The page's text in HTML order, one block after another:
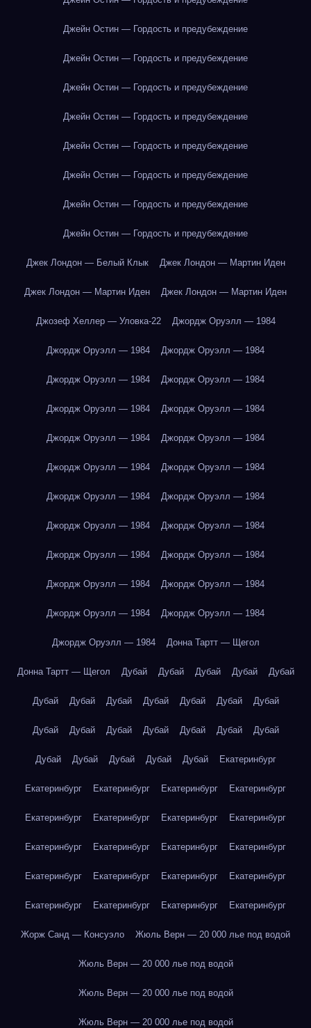
Джейн Остин — Гордость и предубеждение
Джейн Остин — Гордость и предубеждение
Джейн Остин — Гордость и предубеждение
Джейн Остин — Гордость и предубеждение
Джейн Остин — Гордость и предубеждение
Джейн Остин — Гордость и предубеждение
Джейн Остин — Гордость и предубеждение
Джейн Остин — Гордость и предубеждение
Джек Лондон — Белый Клык Джек Лондон — Мартин Иден
Джек Лондон — Мартин Иден Джек Лондон — Мартин Иден
Джозеф Хеллер — Уловка-22 Джордж Оруэлл — 1984
Джордж Оруэлл — 1984 Джордж Оруэлл — 1984
Джордж Оруэлл — 1984 Джордж Оруэлл — 1984
Джордж Оруэлл — 1984 Джордж Оруэлл — 1984
Джордж Оруэлл — 1984 Джордж Оруэлл — 1984
Джордж Оруэлл — 1984 Джордж Оруэлл — 1984
Джордж Оруэлл — 1984 Джордж Оруэлл — 1984
Джордж Оруэлл — 1984 Джордж Оруэлл — 1984
Джордж Оруэлл — 1984 Джордж Оруэлл — 1984
Джордж Оруэлл — 1984 Джордж Оруэлл — 1984
Джордж Оруэлл — 1984 Джордж Оруэлл — 1984
Джордж Оруэлл — 1984 Донна Тартт — Щегол
Донна Тартт — Щегол Дубай Дубай Дубай Дубай Дубай
Дубай Дубай Дубай Дубай Дубай Дубай Дубай
Дубай Дубай Дубай Дубай Дубай Дубай Дубай
Дубай Дубай Дубай Дубай Дубай Екатеринбург
Екатеринбург Екатеринбург Екатеринбург Екатеринбург
Екатеринбург Екатеринбург Екатеринбург Екатеринбург
Екатеринбург Екатеринбург Екатеринбург Екатеринбург
Екатеринбург Екатеринбург Екатеринбург Екатеринбург
Екатеринбург Екатеринбург Екатеринбург Екатеринбург
Жорж Санд — Консуэло Жюль Верн — 20 000 лье под водой
Жюль Верн — 20 000 лье под водой
Жюль Верн — 20 000 лье под водой
Жюль Верн — 20 000 лье под водой